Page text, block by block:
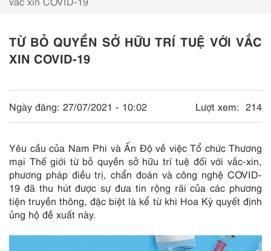
TỪ BỎ QUYỀN SỞ HỮU TRÍ TUỆ VỚI VẮC
XIN COVID-19
Ngày đăng: 27/07/2021 - 10:02 Lượt xem: 214
Yêu cầu của Nam Phi và Ấn Độ về việc Tổ chức Thương
mại Thế giới từ bỏ quyền sở hữu trí tuệ đối với vắc-xin,
phương pháp điều trị, chẩn đoán và công nghệ COVID-
19 đã thu hút được sự đưa tin rộng rãi của các phương
tiện truyền thông, đặc biệt là kể từ khi Hoa Kỳ quyết định
ủng hộ đề xuất này.